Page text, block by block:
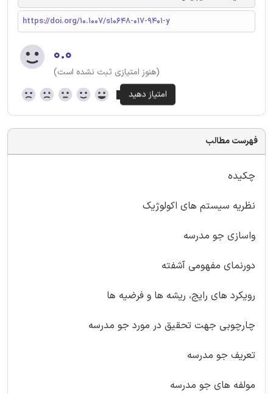
https://doi.org/10.1007/s10648-017-9401-y
۰.۰
(هنوز امتیازی ثبت نشده است)
فهرست مطالب
چکیده
نظریه سیستم های اکولوژیک
واسازی جو مدرسه
دورنمای مفهومی آشفته
رویکرد های رایج، ریشه ها و فرضیه ها
چارچوبی جهت تحقیق در مورد جو مدرسه
تعریف جو مدرسه
مولفه های جو مدرسه